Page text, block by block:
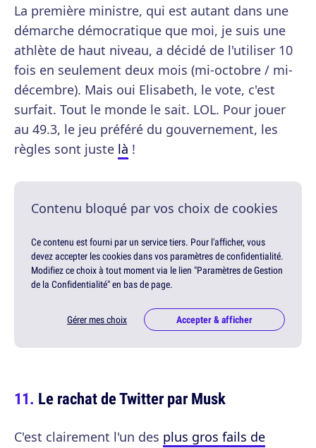
La première ministre, qui est autant dans une
démarche démocratique que moi, je suis une
athlète de haut niveau, a décidé de l'utiliser 10
fois en seulement deux mois (mi-octobre / mi-
décembre). Mais oui Elisabeth, le vote, c'est
surfait. Tout le monde le sait. LOL. Pour jouer
au 49.3, le jeu préféré du gouvernement, les
règles sont juste là !
Contenu bloqué par vos choix de cookies
Ce contenu est fourni par un service tiers. Pour l'afficher, vous
devez accepter les cookies dans vos paramètres de confidentialité.
Modifiez ce choix à tout moment via le lien "Paramètres de Gestion
de la Confidentialité" en bas de page.
Gérer mes choix Accepter & afficher
Le rachat de Twitter par Musk
C'est clairement l'un des plus gros fails de